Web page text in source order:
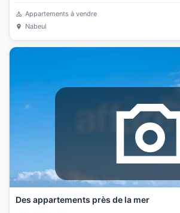
Appartements à vendre
Nabeul
Des appartements près de la mer